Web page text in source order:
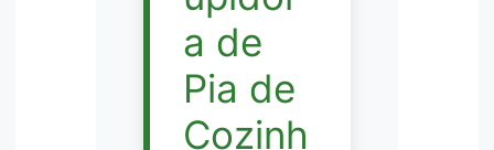
a de
Pia de
Cozinh